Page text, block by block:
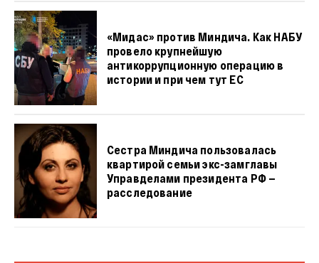
«Мидас» против Миндича. Как НАБУ
провело крупнейшую
антикоррупционную операцию в
истории и при чем тут ЕС
Сестра Миндича пользовалась
квартирой семьи экс-замглавы
Управделами президента РФ —
расследование